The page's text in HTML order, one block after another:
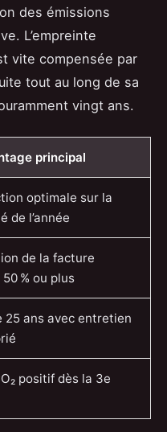
des émissions
L’empreinte
vite compensée par
tout au long de sa
vingt ans.
principal
optimale sur la
de l’année
de la facture
50 % ou plus
25 ans avec entretien
positif dès la 3e